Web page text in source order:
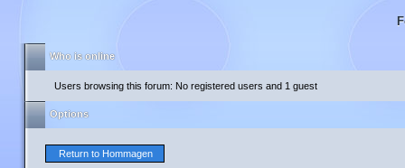
Who is online
Users browsing this forum: No registered users and 1 guest
Options
Return to Hommagen